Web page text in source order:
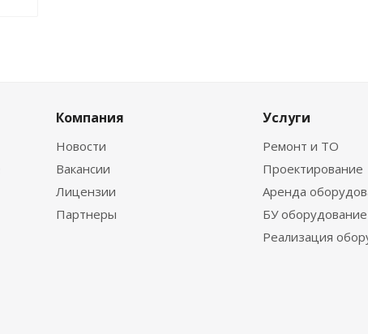
Компания
Новости
Вакансии
Лицензии
Партнеры
Услуги
Ремонт и ТО
Проектирование
Аренда
БУ оборудование
Реализация